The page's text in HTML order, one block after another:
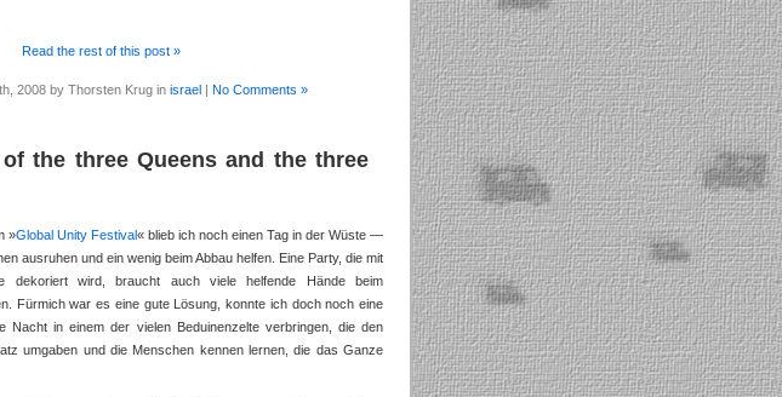
Read the rest of this post »
2008 by Thorsten Krug in israel | No Comments »
the three Queens and the three
»Global Unity Festival« blieb ich noch einen Tag in der Wüste —
ausruhen und ein wenig beim Abbau helfen. Eine Party, die mit
dekoriert wird, braucht auch viele helfende Hände beim
Fürmich war es eine gute Lösung, konnte ich doch noch eine
Nacht in einem der vielen Beduinenzelte verbringen, die den
umgaben und die Menschen kennen lernen, die das Ganze